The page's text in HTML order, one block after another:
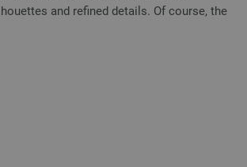
and refined details. Of course, the